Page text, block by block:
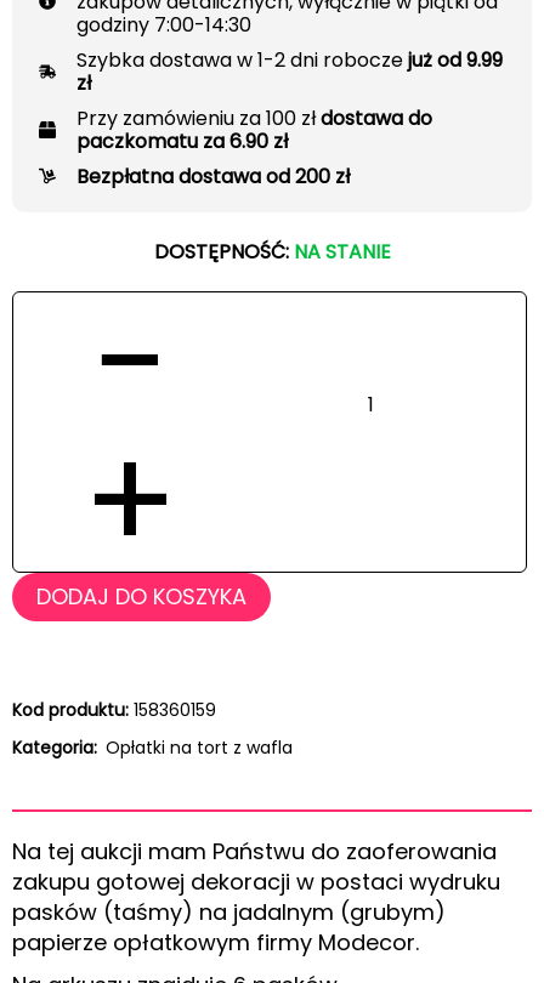
godziny 7:00-14:30
Szybka dostawa w 1-2 dni roboczejuż od 9.99
zł
Przy zamówieniu za 100 złdostawa do
paczkomatu za 6.90 zł
Bezpłatna dostawa od 200 zł
DOSTĘPNOŚĆ: NA STANIE
−
+
DODAJ DO KOSZYKA
Kod produktu: 158360159
Kategoria: Opłatki na tort z wafla
Na tej aukcji mam Państwu do zaoferowania
zakupu gotowej dekoracji w postaci wydruku
pasków (taśmy) na jadalnym (grubym)
papierze opłatkowym firmy Modecor.